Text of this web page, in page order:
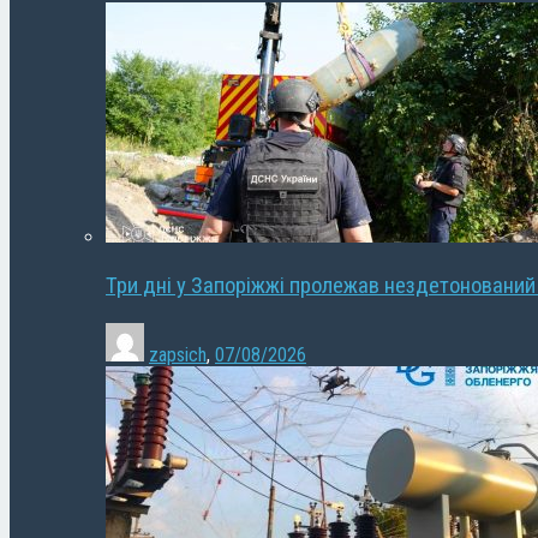
Три дні у Запоріжжі пролежав
zapsich, 07/08/2026